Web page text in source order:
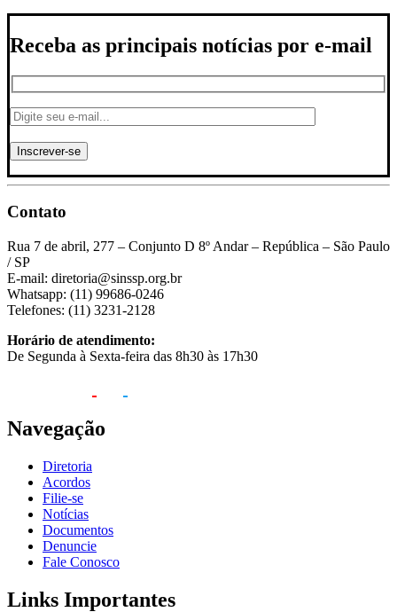
Receba as principais notícias por e-mail
Contato
Rua 7 de abril, 277 – Conjunto D 8º Andar – República – São Paulo
/ SP
E-mail: diretoria@sinssp.org.br
Whatsapp: (11) 99686-0246
Telefones: (11) 3231-2128
Horário de atendimento:
De Segunda à Sexta-feira das 8h30 às 17h30
Navegação
Diretoria
Acordos
Filie-se
Notícias
Documentos
Denuncie
Fale Conosco
Links Importantes